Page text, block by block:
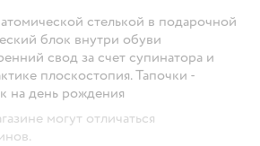
стелькой в подарочной
блок внутри обуви
свод за счет супинатора и
плоскостопия. Тапочки -
на день рождения
могут отличаться